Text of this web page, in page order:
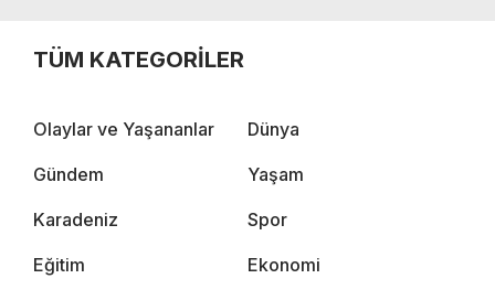
TÜM KATEGORİLER
Olaylar ve Yaşananlar Dünya
Gündem Yaşam
Karadeniz Spor
Eğitim Ekonomi